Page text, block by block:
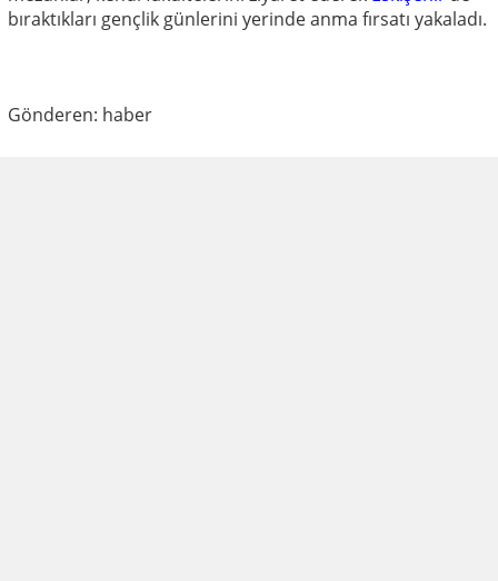
bıraktıkları gençlik günlerini yerinde anma fırsatı yakaladı.
Gönderen: haber